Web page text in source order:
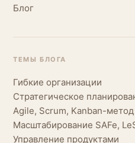
Блог
ТЕМЫ БЛОГА
Гибкие организации
Стратегическое
Agile, Scrum, Kanban-метод
Масштабирование SAFe,
Управление продуктами